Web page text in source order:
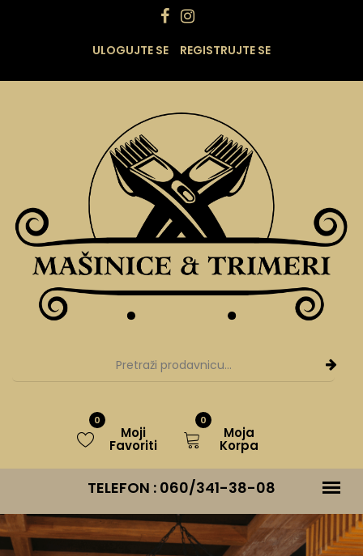
ULOGUJTE SE REGISTRUJTE SE
0
Moji
Favoriti
0
Moja
Korpa
TELEFON : 060/341-38-08